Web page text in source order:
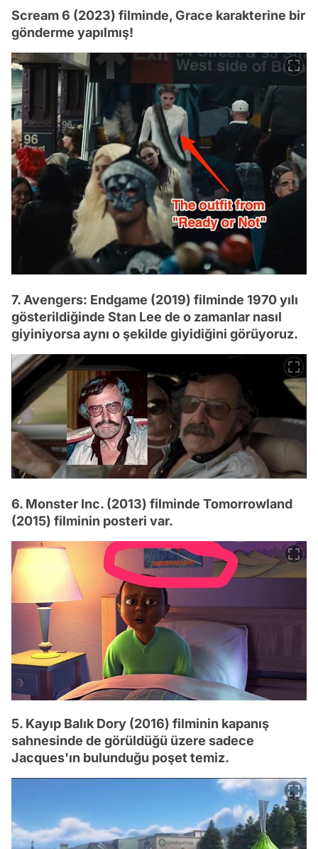
Scream 6 (2023) filminde, Grace karakterine bir
gönderme yapılmış!
7. Avengers: Endgame (2019) filminde 1970 yılı
gösterildiğinde Stan Lee de o zamanlar nasıl
giyiniyorsa aynı o şekilde giyidiğini görüyoruz.
6. Monster Inc. (2013) filminde Tomorrowland
(2015) filminin posteri var.
5. Kayıp Balık Dory (2016) filminin kapanış
sahnesinde de görüldüğü üzere sadece
Jacques'ın bulunduğu poşet temiz.